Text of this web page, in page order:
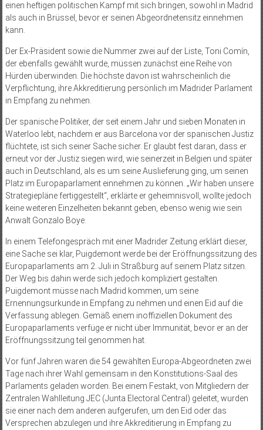
einen heftigen politischen Kampf mit sich bringen, sowohl in Madrid
als auch in Brüssel, bevor er seinen Abgeordnetensitz einnehmen
kann.
Der Ex-Präsident sowie die Nummer zwei auf der Liste, Toni Comín,
der ebenfalls gewählt wurde, müssen zunächst eine Reihe von
Hürden überwinden. Die höchste davon ist wahrscheinlich die
Verpflichtung, ihre Akkreditierung persönlich im Madrider Parlament
in Empfang zu nehmen.
Der spanische Politiker, der seit einem Jahr und sieben Monaten in
Waterloo lebt, nachdem er aus Barcelona vor der spanischen Justiz
flüchtete, ist sich seiner Sache sicher. Er glaubt fest daran, dass er
erneut vor der Justiz siegen wird, wie seinerzeit in Belgien und später
auch in Deutschland, als es um seine Auslieferung ging, um seinen
Platz im Europaparlament einnehmen zu können. „Wir haben unsere
Strategiepläne fertiggestellt“, erklärte er geheimnisvoll, wollte jedoch
keine weiteren Einzelheiten bekannt geben, ebenso wenig wie sein
Anwalt Gonzalo Boye.
In einem Telefongespräch mit einer Madrider Zeitung erklärt dieser,
eine Sache sei klar, Puigdemont werde bei der Eröffnungssitzung des
Europaparlaments am 2. Juli in Straßburg auf seinem Platz sitzen.
Der Weg bis dahin werde sich jedoch kompliziert gestalten.
Puigdemont müsse nach Madrid kommen, um seine
Ernennungsurkunde in Empfang zu nehmen und einen Eid auf die
Verfassung ablegen. Gemäß einem inoffiziellen Dokument des
Europaparlaments verfüge er nicht über Immunität, bevor er an der
Eröffnungssitzung teil genommen hat.
Vor fünf Jahren waren die 54 gewählten Europa-Abgeordneten zwei
Tage nach ihrer Wahl gemeinsam in den Konstitutions-Saal des
Parlaments geladen worden. Bei einem Festakt, von Mitgliedern der
Zentralen Wahlleitung JEC (Junta Electoral Central) geleitet, wurden
sie einer nach dem anderen aufgerufen, um den Eid oder das
Versprechen abzulegen und ihre Akkreditierung in Empfang zu